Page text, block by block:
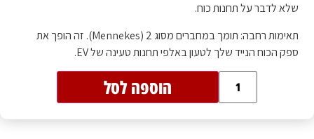
שלא לדבר על תחנות כוח.
תאימות רחבה: תומך במחברים מסוג 2 (Mennekes). זה הופך את
ספק הכוח הנייד שלך לטעון באלפי תחנות טעינה של EV.
הוספה לסל